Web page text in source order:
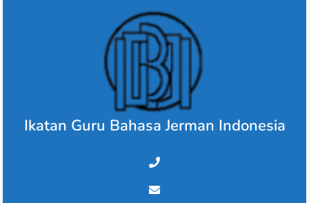
Ikatan Guru Bahasa Jerman Indonesia